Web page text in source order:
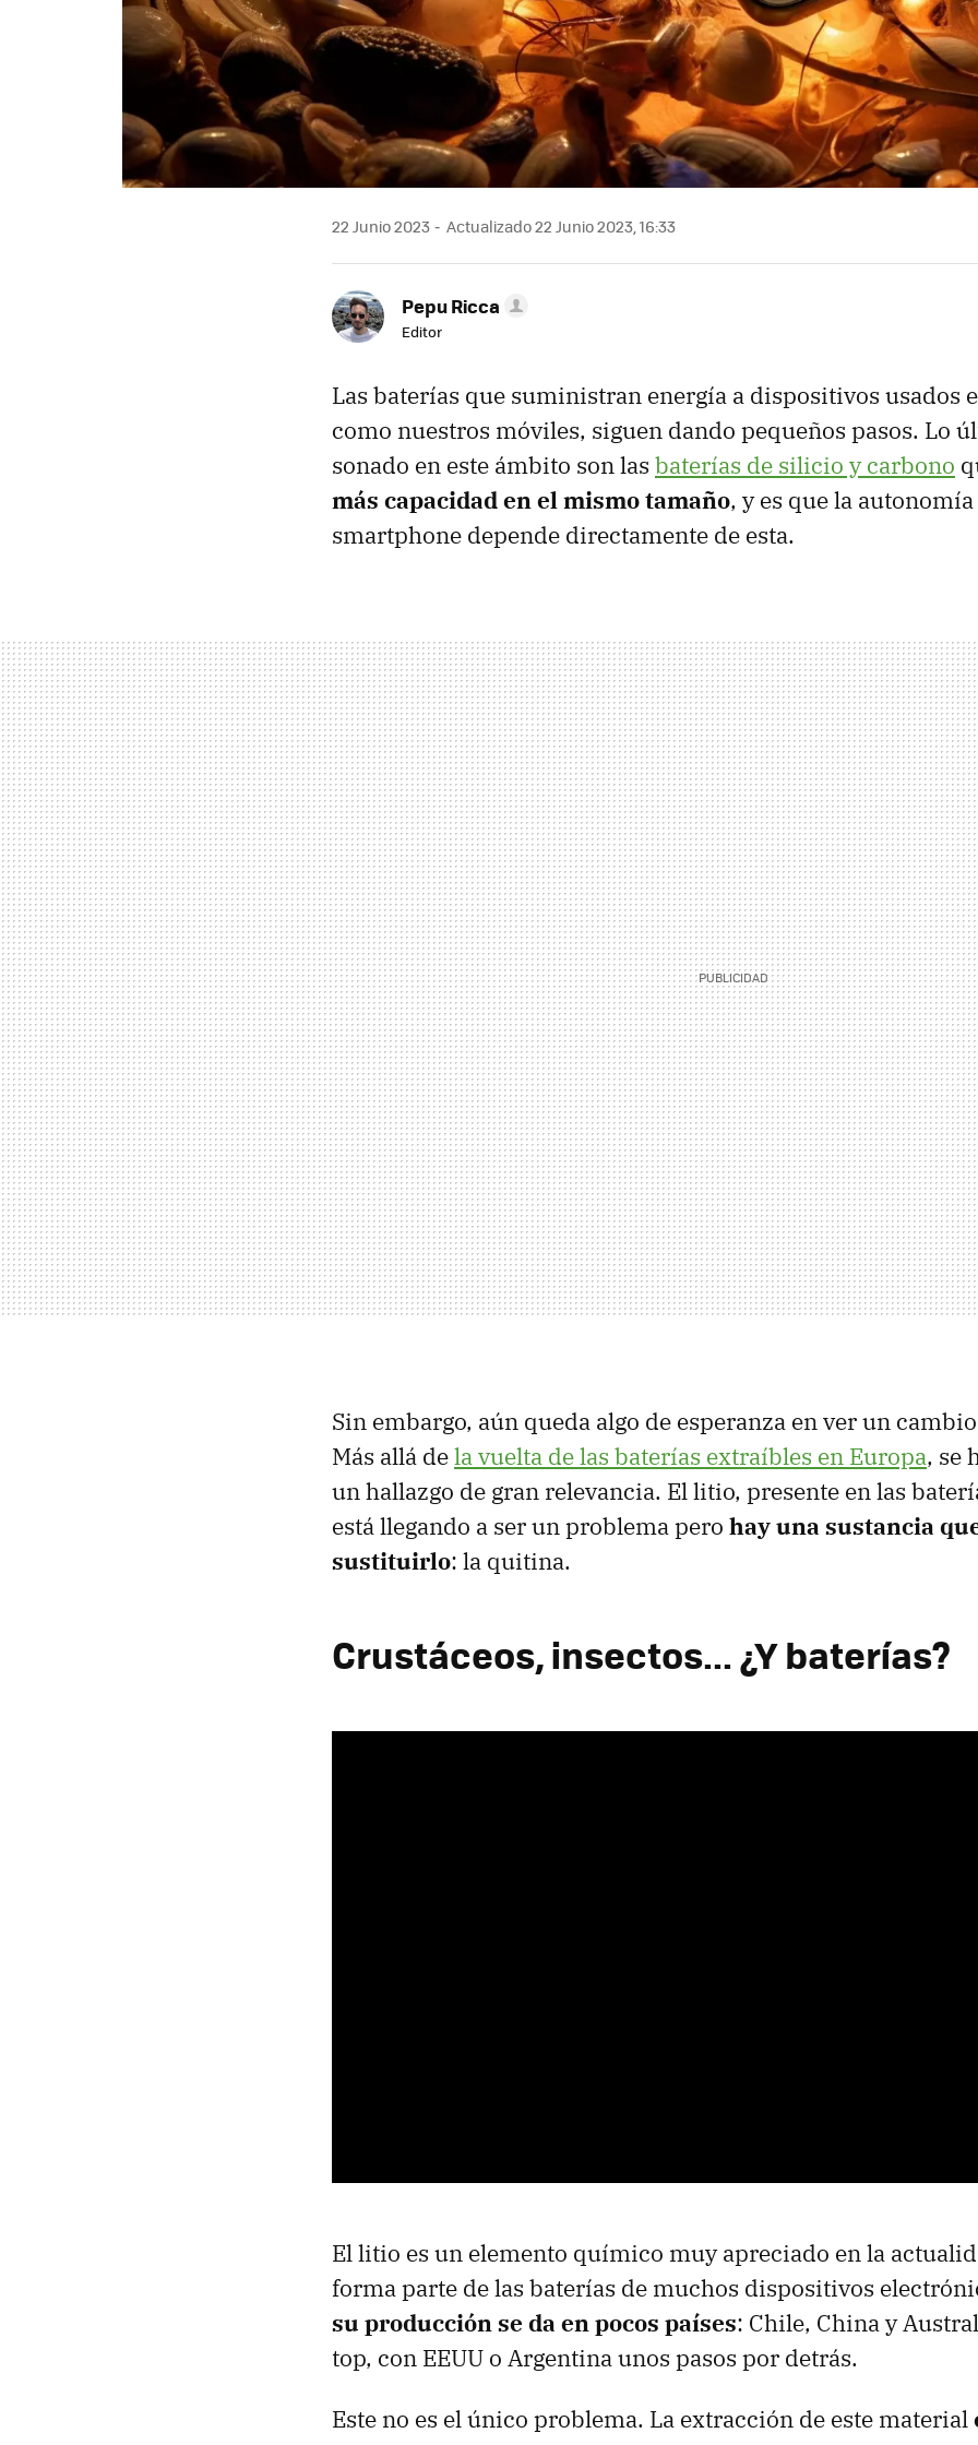
22 Junio 2023 Actualizado 22 Junio 2023, 16:33
Pepu Ricca
Editor
Las baterías que suministran energía a dispositivos usados
como nuestros móviles, siguen dando pequeños pasos. Lo
sonado en este ámbito son las baterías de silicio y carbono
más capacidad en el mismo tamaño, y es que la
smartphone depende directamente de esta.
Sin embargo, aún queda algo de esperanza en ver un
Más allá dela vuelta de las baterías extraíbles en Europa, se
un hallazgo de gran relevancia. El litio, presente en las
está llegando a ser un problema pero hay una sustancia
sustituirlo: la quitina.
Crustáceos, insectos... ¿Y baterías?
El litio es un elemento químico muy apreciado en la
forma parte de las baterías de muchos dispositivos
su producción se da en pocos países: Chile, China y
top, con EEUU o Argentina unos pasos por detrás.
Este no es el único problema. La extracción de este material